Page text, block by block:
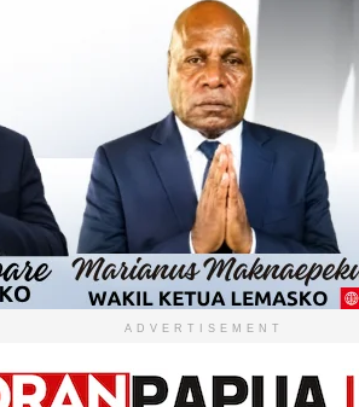
ADVERTISEMENT